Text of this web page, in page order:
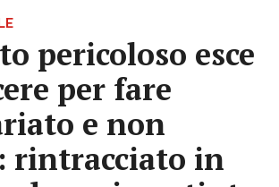
pericoloso esce
per fare
e non
rintracciato in